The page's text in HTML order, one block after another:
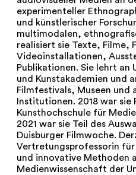
experimenteller
und künstlerischer
multimodalen,
realisiert sie Texte, Filme,
Videoinstallationen,
Publikationen. Sie lehrt an
und Kunstakademien und
Filmfestivals, Museen und
Institutionen. 2018 war sie
Kunsthochschule für
2021 war sie Teil des
Duisburger Filmwoche.
Vertretungsprofessorin
und innovative Methoden
Medienwissenschaft der